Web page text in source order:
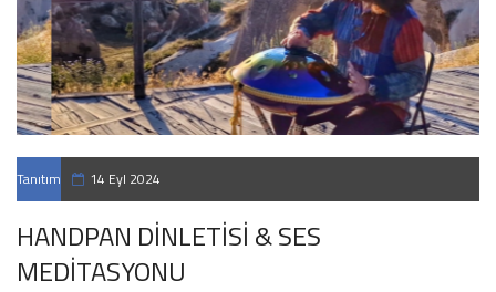
Tanıtım 14 Eyl 2024
HANDPAN DİNLETİSİ & SES
MEDİTASYONU